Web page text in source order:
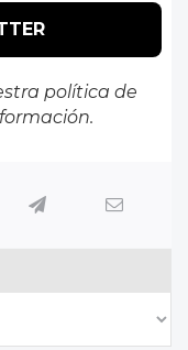
política de